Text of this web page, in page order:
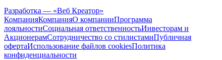
Разработка — «Веб Креатор»
КомпанияКомпанияО компанииПрограмма
лояльностиСоциальная ответственностьИнвесторам и
АкционерамСотрудничество со стилистамиПубличная
офертаИспользование файлов cookiesПолитика
конфиденциальности